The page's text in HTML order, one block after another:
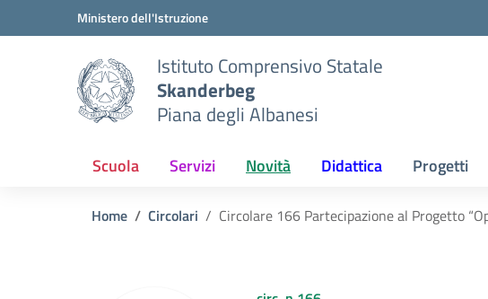
Vai ai contenuti
Vai al menu di navigazione
Ministero dell'Istruzione
Istituto Comprensivo Statale
Skanderbeg
Piana degli Albanesi
Scuola Servizi Novità Didattica Progetti
Home Circolari Circolare 166 Partecipazione al Progetto